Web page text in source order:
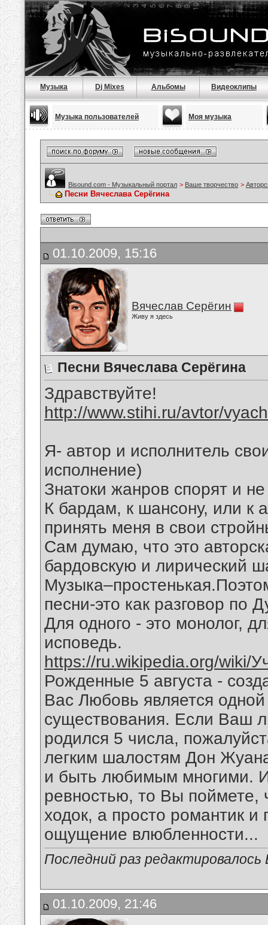
Музыка Dj Mixes Альбомы Видеоклипы
Музыка пользователей Моя музыка
Bisound.com - Музыкальный портал > Ваше творчество >
Песни Вячеслава Серёгина
01.10.2009, 15:16
Вячеслав Серёгин
Живу я здесь
Песни Вячеслава Серёгина
Здравствуйте!
http://www.stihi.ru/avtor/
Я- автор и исполнитель
исполнение)
Знатоки жанров спорят и
К бардам, к шансону, или к
принять меня в свои
Сам думаю, что это
бардовскую и лирический
песни-это как разговор по
Для одного - это монолог,
исповедь.
https://ru.wikipedia.org/wiki/
Рожденные 5 августа -
Вас Любовь является
существования. Если
родился 5 числа,
легким шалостям Дон
и быть любимым многими.
ревностью, то Вы
ходок, а просто романтик и
ощущение влюбленности...
Последний раз
01.10.2009, 21:46